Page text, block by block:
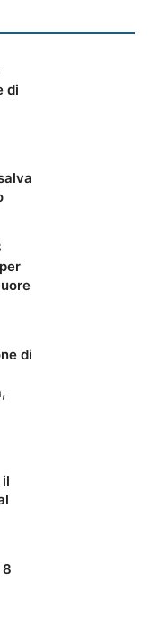
di
di
il